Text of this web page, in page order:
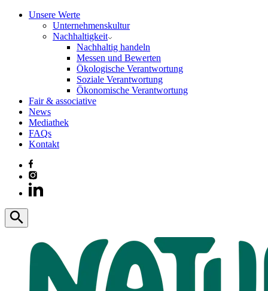
Unsere Werte
Unternehmenskultur
Nachhaltigkeit
Nachhaltig handeln
Messen und Bewerten
Ökologische Verantwortung
Soziale Verantwortung
Ökonomische Verantwortung
Fair & associative
News
Mediathek
FAQs
Kontakt